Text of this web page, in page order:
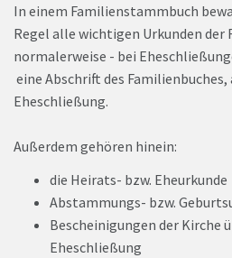
In einem Familienstammbuch
Regel alle wichtigen Urkunden der
normalerweise - bei
eine Abschrift des
Eheschließung.
Außerdem gehören hinein:
die Heirats- bzw. Eheurkunde
Abstammungs- bzw.
Bescheinigungen der Kirche
Eheschließung